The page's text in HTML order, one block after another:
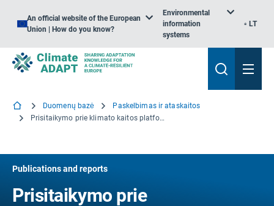
An official website of the European
Union | How do you know?
Environmental
information
systems
LT
Duomenų bazė
Paskelbimas ir ataskaitos
Prisitaikymo prie klimato kaitos platformų Europoje apžvalga
Publications and reports
Prisitaikymo prie